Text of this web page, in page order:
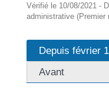
Vérifié le 10/08/2021 -
administrative (Premier
Depuis février
Avant